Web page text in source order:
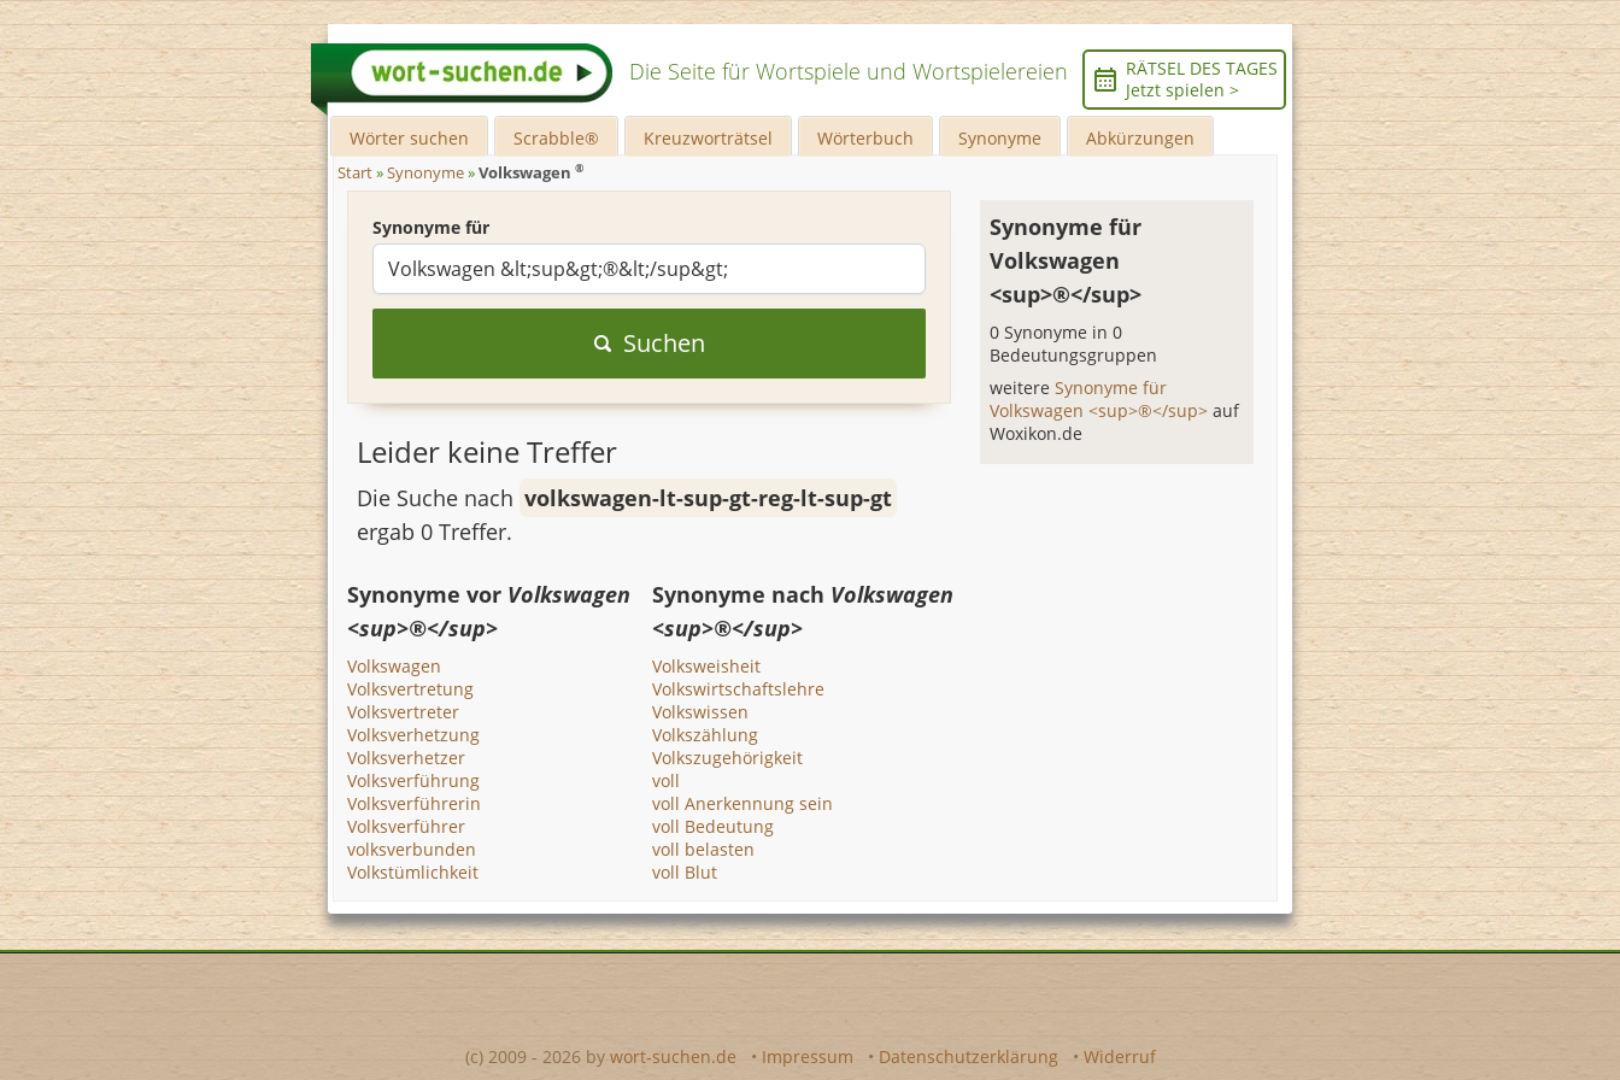
Die Seite für Wortspiele und Wortspielereien
RÄTSEL DES TAGES
Jetzt spielen >
Wörter suchen Scrabble® Kreuzworträtsel Wörterbuch Synonyme Abkürzungen
Start»Synonyme»Volkswagen ®
Synonyme für
Suchen
Leider keine Treffer
Die Suche nach volkswagen-lt-sup-gt-reg-lt-sup-gt
ergab 0 Treffer.
Synonyme für
Volkswagen
<sup>®</sup>
0 Synonyme in 0
Bedeutungsgruppen
weitereSynonyme für
Volkswagen <sup>®</sup>auf
Woxikon.de
Synonyme vor Volkswagen
<sup>®</sup>
Volkswagen
Volksvertretung
Volksvertreter
Volksverhetzung
Volksverhetzer
Volksverführung
Volksverführerin
Volksverführer
volksverbunden
Volkstümlichkeit
Synonyme nach Volkswagen
<sup>®</sup>
Volksweisheit
Volkswirtschaftslehre
Volkswissen
Volkszählung
Volkszugehörigkeit
voll
voll Anerkennung sein
voll Bedeutung
voll belasten
voll Blut
(c) 2009 - 2026 by wort-suchen.de • Impressum • Datenschutzerklärung • Widerruf